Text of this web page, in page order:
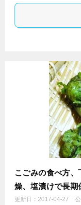
こごみの食べ方
燥、塩漬けで長期
更新日： 2017-04-27